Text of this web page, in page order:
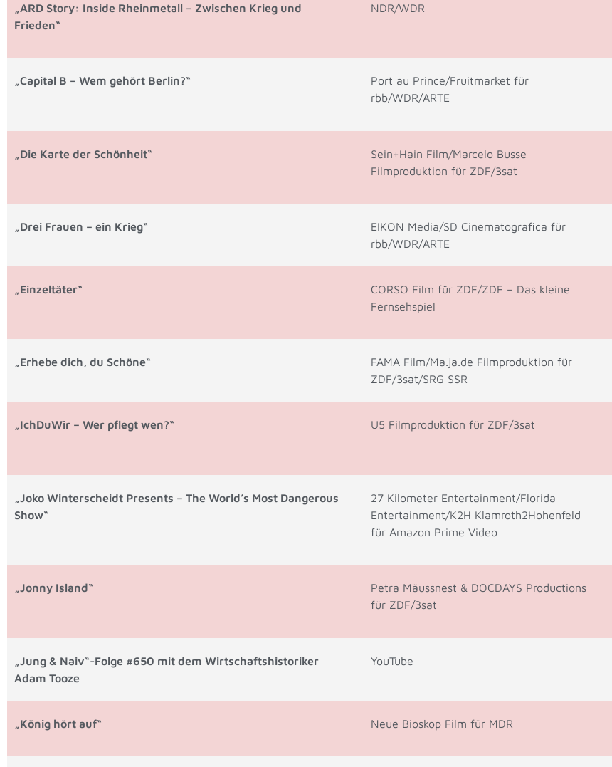
„ARD Story: Inside Rheinmetall – Zwischen Krieg und
Frieden“
NDR/WDR
„Capital B – Wem gehört Berlin?“
Port au Prince/Fruitmarket für
rbb/WDR/ARTE
„Die Karte der Schönheit“
Sein+Hain Film/Marcelo Busse
Filmproduktion für ZDF/3sat
„Drei Frauen – ein Krieg“
EIKON Media/SD Cinematografica für
rbb/WDR/ARTE
„Einzeltäter“
CORSO Film für ZDF/ZDF – Das kleine
Fernsehspiel
„Erhebe dich, du Schöne“
FAMA Film/Ma.ja.de Filmproduktion für
ZDF/3sat/SRG SSR
„IchDuWir – Wer pflegt wen?“ U5 Filmproduktion für ZDF/3sat
„Joko Winterscheidt Presents – The World’s Most Dangerous
Show“
27 Kilometer Entertainment/Florida
Entertainment/K2H Klamroth2Hohenfeld
für Amazon Prime Video
„Jonny Island“
Petra Mäussnest & DOCDAYS Productions
für ZDF/3sat
„Jung & Naiv“-Folge #650 mit dem Wirtschaftshistoriker
Adam Tooze
YouTube
„König hört auf“ Neue Bioskop Film für MDR